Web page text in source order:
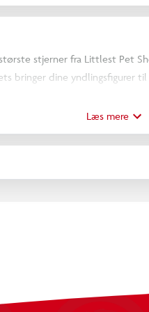
stjerner fra Littlest Pet
bringer dine yndlingsfigurer
stilfuld panda, en glad
Læs mere